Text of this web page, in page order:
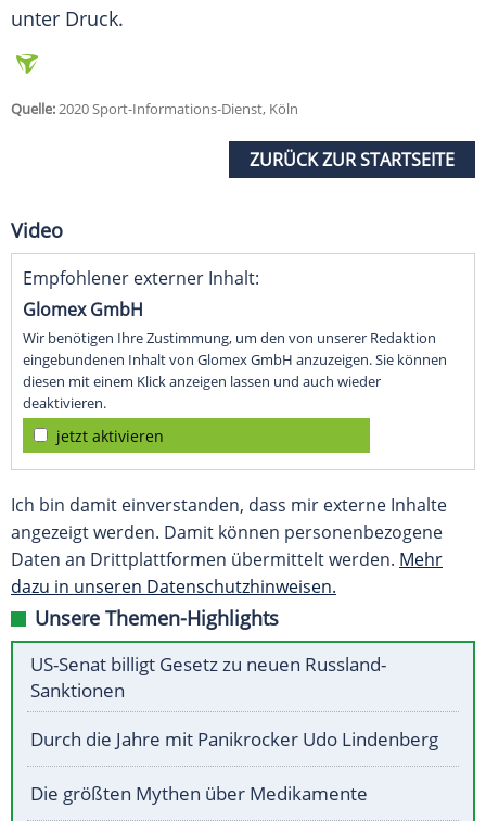
unter Druck.
Quelle:2020 Sport-Informations-Dienst, Köln
ZURÜCK ZUR STARTSEITE
Video
Empfohlener externer Inhalt:
Glomex GmbH
Wir benötigen Ihre Zustimmung, um den von unserer Redaktion
eingebundenen Inhalt von Glomex GmbH anzuzeigen. Sie können
diesen mit einem Klick anzeigen lassen und auch wieder
deaktivieren.
jetzt aktivieren
Ich bin damit einverstanden, dass mir externe Inhalte
angezeigt werden. Damit können personenbezogene
Daten an Drittplattformen übermittelt werden. Mehr
dazu in unseren Datenschutzhinweisen.
Unsere Themen-Highlights
US-Senat billigt Gesetz zu neuen Russland-
Sanktionen
Durch die Jahre mit Panikrocker Udo Lindenberg
Die größten Mythen über Medikamente